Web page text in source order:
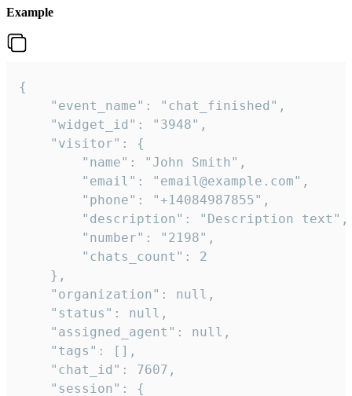
Example
{
    "event_name": "chat_finished",
    "widget_id": "3948",
    "visitor": {
        "name": "John Smith",
        "email": "email@example.com",
        "phone": "+14084987855",
        "description": "Description text",
        "number": "2198",
        "chats_count": 2
    },
    "organization": null,
    "status": null,
    "assigned_agent": null,
    "tags": [],
    "chat_id": 7607,
    "session": {